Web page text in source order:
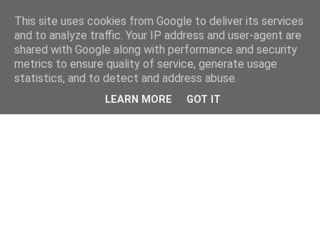
This site uses cookies from Google to deliver its services
and to analyze traffic. Your IP address and user-agent are
shared with Google along with performance and security
metrics to ensure quality of service, generate usage
statistics, and to detect and address abuse.
LEARN MORE GOT IT